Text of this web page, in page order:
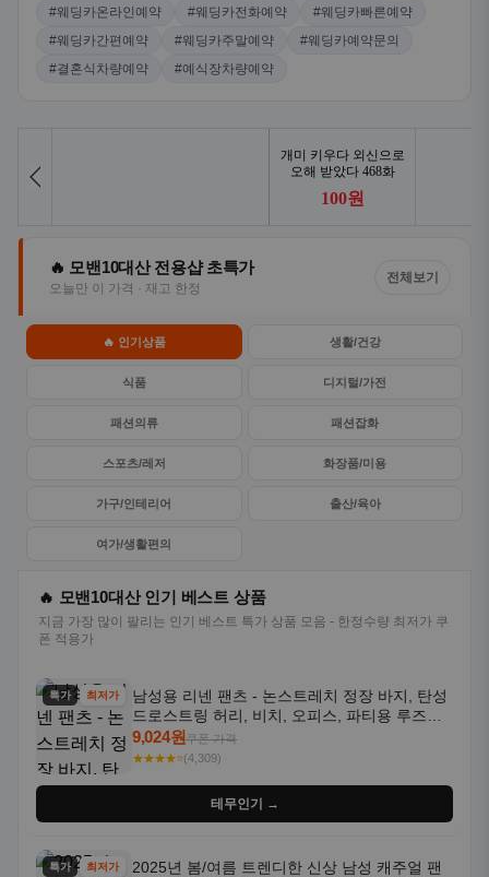
#웨딩카온라인예약
#웨딩카전화예약
#웨딩카빠른예약
#웨딩카간편예약
#웨딩카주말예약
#웨딩카예약문의
#결혼식차량예약
#예식장차량예약
🔥 모밴10대산 전용샵 초특가
오늘만 이 가격 · 재고 한정
전체보기
🔥 인기상품 생활/건강
식품 디지털/가전
패션의류 패션잡화
스포츠/레저 화장품/미용
가구/인테리어 출산/육아
여가/생활편의
🔥 모밴10대산 인기 베스트 상품
지금 가장 많이 팔리는 인기 베스트 특가 상품 모음 - 한정수량 최저가 쿠
폰 적용가
특가 최저가
남성용 리넨 팬츠 - 논스트레치 정장 바지, 탄성
드로스트링 허리, 비치, 오피스, 파티용 루즈핏
트라우저 - 세탁기 사용 가능한 캐주얼 정장 의
상
9,024원쿠폰 가격
★★★★⭐(4,309)
테무인기 →
특가 최저가
2025년 봄/여름 트렌디한 신상 남성 캐주얼 팬